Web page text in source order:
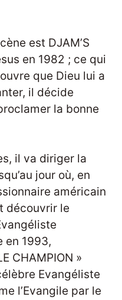
est DJAM’S
en 1982 ; ce qui
que Dieu lui a
il décide
la bonne
il va diriger la
jour où, en
américain
découvrir le
en 1993,
CHAMPION »
Evangéliste
l’Evangile par le